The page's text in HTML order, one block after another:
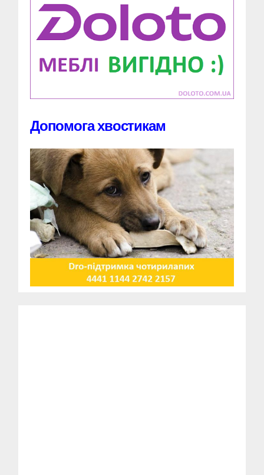
Допомога хвостикам